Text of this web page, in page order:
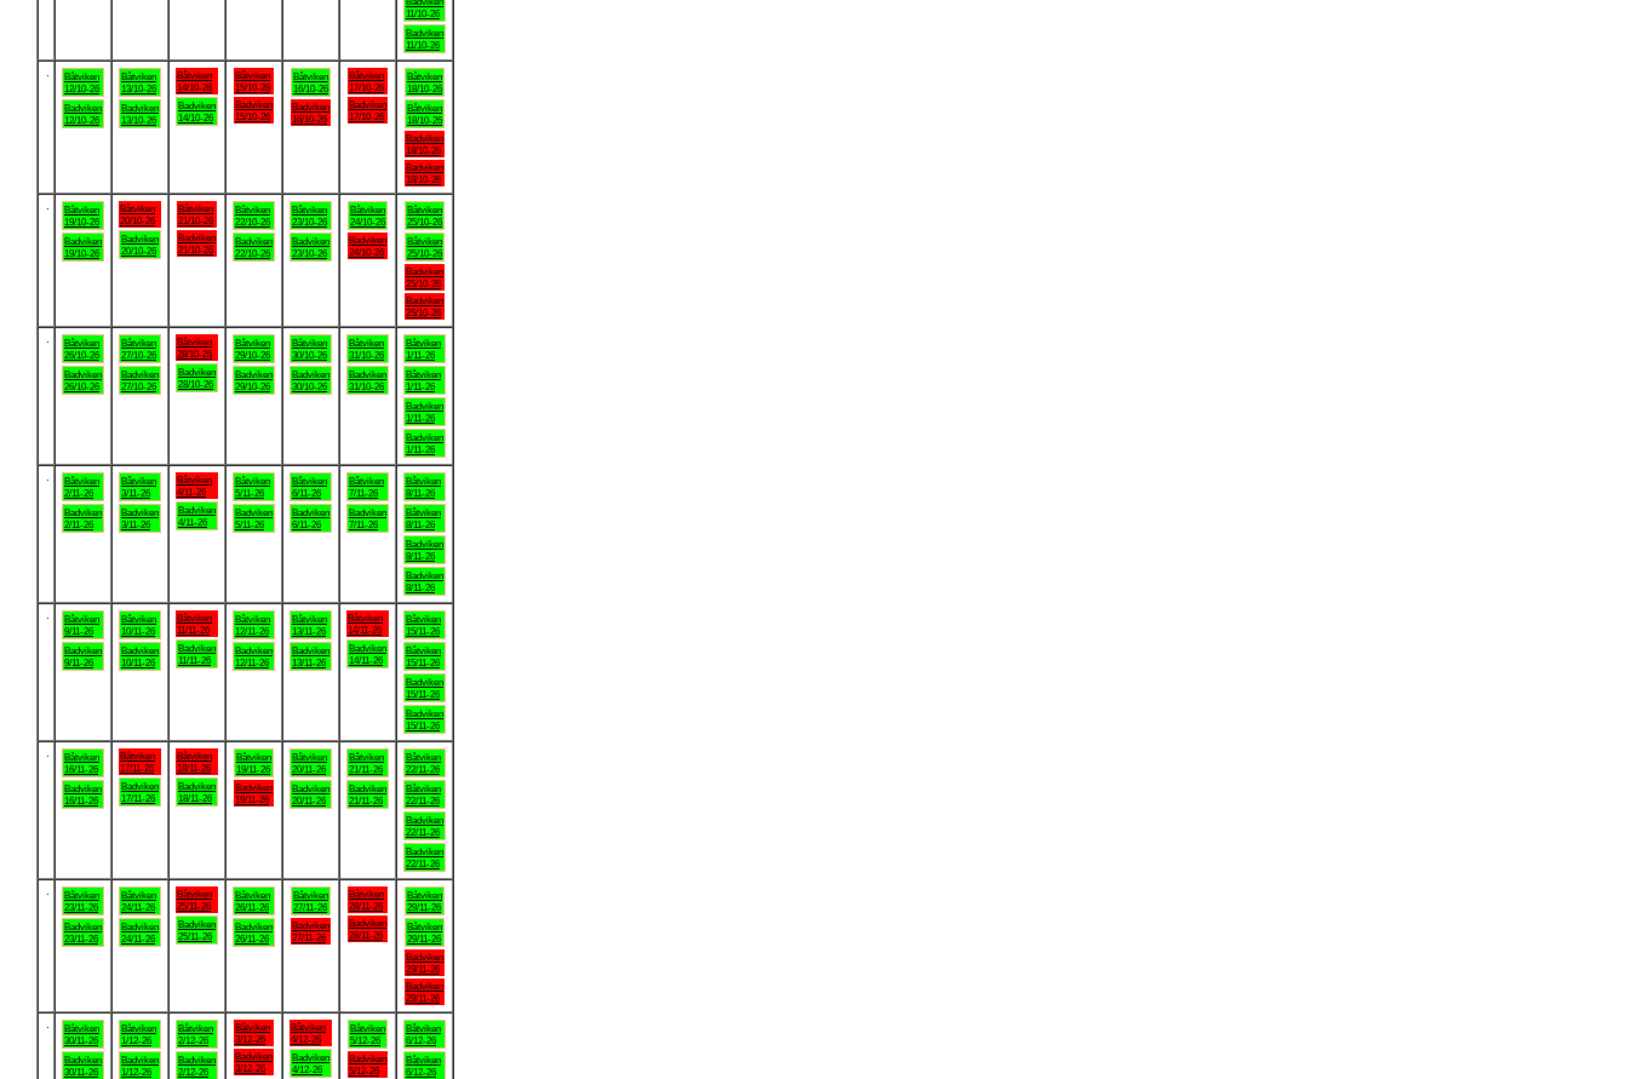
11/10-26
Badviken
11/10-26
Båtviken
12/10-26
Badviken
12/10-26
Båtviken
13/10-26
Badviken
13/10-26
Båtviken
14/10-26
Badviken
14/10-26
Båtviken
15/10-26
Badviken
15/10-26
Båtviken
16/10-26
Badviken
16/10-26
Båtviken
17/10-26
Badviken
17/10-26
Båtviken
18/10-26
Båtviken
18/10-26
Badviken
18/10-26
Badviken
18/10-26
Båtviken
19/10-26
Badviken
19/10-26
Båtviken
20/10-26
Badviken
20/10-26
Båtviken
21/10-26
Badviken
21/10-26
Båtviken
22/10-26
Badviken
22/10-26
Båtviken
23/10-26
Badviken
23/10-26
Båtviken
24/10-26
Badviken
24/10-26
Båtviken
25/10-26
Båtviken
25/10-26
Badviken
25/10-26
Badviken
25/10-26
Båtviken
26/10-26
Badviken
26/10-26
Båtviken
27/10-26
Badviken
27/10-26
Båtviken
28/10-26
Badviken
28/10-26
Båtviken
29/10-26
Badviken
29/10-26
Båtviken
30/10-26
Badviken
30/10-26
Båtviken
31/10-26
Badviken
31/10-26
Båtviken
1/11-26
Båtviken
1/11-26
Badviken
1/11-26
Badviken
1/11-26
Båtviken
2/11-26
Badviken
2/11-26
Båtviken
3/11-26
Badviken
3/11-26
Båtviken
4/11-26
Badviken
4/11-26
Båtviken
5/11-26
Badviken
5/11-26
Båtviken
6/11-26
Badviken
6/11-26
Båtviken
7/11-26
Badviken
7/11-26
Båtviken
8/11-26
Båtviken
8/11-26
Badviken
8/11-26
Badviken
8/11-26
Båtviken
9/11-26
Badviken
9/11-26
Båtviken
10/11-26
Badviken
10/11-26
Båtviken
11/11-26
Badviken
11/11-26
Båtviken
12/11-26
Badviken
12/11-26
Båtviken
13/11-26
Badviken
13/11-26
Båtviken
14/11-26
Badviken
14/11-26
Båtviken
15/11-26
Båtviken
15/11-26
Badviken
15/11-26
Badviken
15/11-26
Båtviken
16/11-26
Badviken
16/11-26
Båtviken
17/11-26
Badviken
17/11-26
Båtviken
18/11-26
Badviken
18/11-26
Båtviken
19/11-26
Badviken
19/11-26
Båtviken
20/11-26
Badviken
20/11-26
Båtviken
21/11-26
Badviken
21/11-26
Båtviken
22/11-26
Båtviken
22/11-26
Badviken
22/11-26
Badviken
22/11-26
Båtviken
23/11-26
Badviken
23/11-26
Båtviken
24/11-26
Badviken
24/11-26
Båtviken
25/11-26
Badviken
25/11-26
Båtviken
26/11-26
Badviken
26/11-26
Båtviken
27/11-26
Badviken
27/11-26
Båtviken
28/11-26
Badviken
28/11-26
Båtviken
29/11-26
Båtviken
29/11-26
Badviken
29/11-26
Badviken
29/11-26
Båtviken
30/11-26
Badviken
30/11-26
Båtviken
1/12-26
Badviken
1/12-26
Båtviken
2/12-26
Badviken
2/12-26
Båtviken
3/12-26
Badviken
3/12-26
Båtviken
4/12-26
Badviken
4/12-26
Båtviken
5/12-26
Badviken
5/12-26
Båtviken
6/12-26
Båtviken
6/12-26